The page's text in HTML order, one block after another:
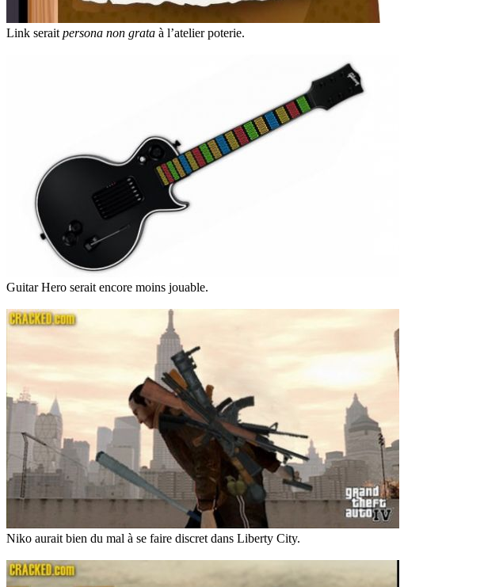
Link serait persona non grata à l’atelier poterie.
Guitar Hero serait encore moins jouable.
Niko aurait bien du mal à se faire discret dans Liberty City.